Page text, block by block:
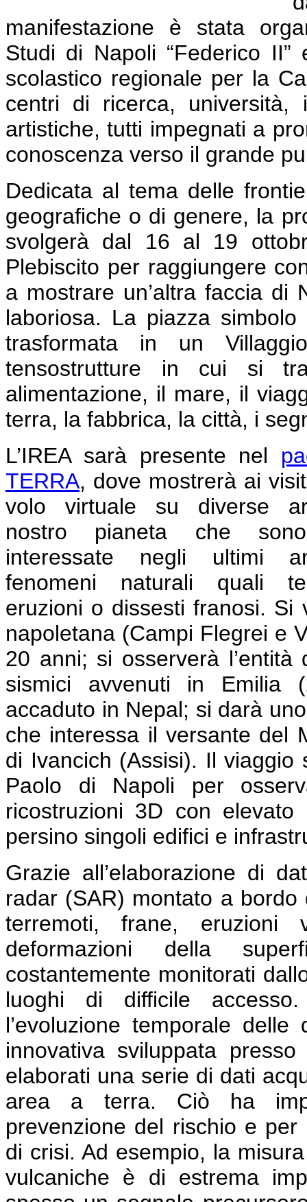
manifestazione è stata
Studi di Napoli “Federico II”
scolastico regionale per la
centri di ricerca, università,
artistiche, tutti impegnati a
conoscenza verso il grande
Dedicata al tema delle
geografiche o di genere, la
svolgerà dal 16 al 19
Plebiscito per raggiungere
a mostrare un’altra faccia di
laboriosa. La piazza
trasformata in un
tensostrutture in cui si
alimentazione, il mare, il
terra, la fabbrica, la città, i
L’IREA sarà presente nel
TERRA, dove mostrerà ai
volo virtuale su diverse
nostro pianeta che
interessate negli ultimi
fenomeni naturali quali
eruzioni o dissesti franosi. Si
napoletana (Campi Flegrei e
20 anni; si osserverà
sismici avvenuti in Emilia
accaduto in Nepal; si darà
che interessa il versante del
di Ivancich (Assisi). Il
Paolo di Napoli per
ricostruzioni 3D con
persino singoli edifici e
Grazie all’elaborazione di
radar (SAR) montato a
terremoti, frane, eruzioni
deformazioni della
costantemente monitorati
luoghi di difficile
l’evoluzione temporale
innovativa sviluppata
elaborati una serie di dati
area a terra. Ciò ha
prevenzione del rischio e
di crisi. Ad esempio, la
vulcaniche è di estrema